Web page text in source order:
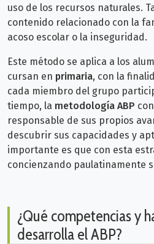
uso de los recursos naturales.
contenido relacionado con la
acoso escolar o la inseguridad.
Este método se aplica a los
cursan en primaria, con la
cada miembro del grupo
tiempo, la metodología ABP
responsable de sus propios
descubrir sus capacidades y
importante es que con esta
concienzando paulatinamente
¿Qué competencias y
desarrolla el ABP?